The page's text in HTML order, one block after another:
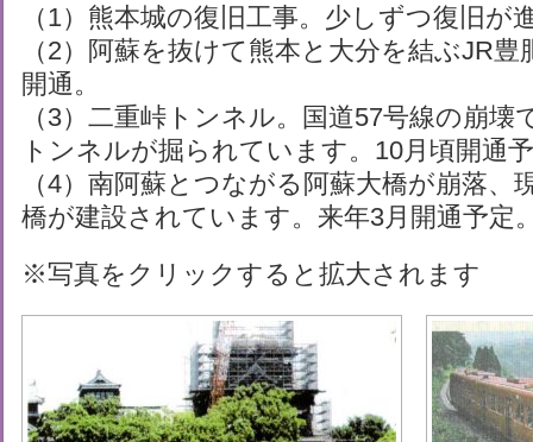
（1）熊本城の復旧工事。少しずつ復旧が
（2）阿蘇を抜けて熊本と大分を結ぶJR
開通。
（3）二重峠トンネル。国道57号線の崩
トンネルが掘られています。10月頃開通
（4）南阿蘇とつながる阿蘇大橋が崩落、
橋が建設されています。来年3月開通予定
※写真をクリックすると拡大されます